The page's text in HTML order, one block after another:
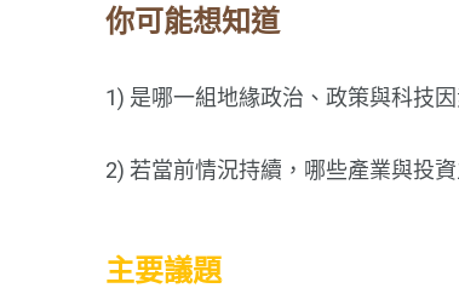
你可能想知道
1) 是哪一組地緣政治、政策與科技
2) 若當前情況持續，哪些產業與投
主要議題